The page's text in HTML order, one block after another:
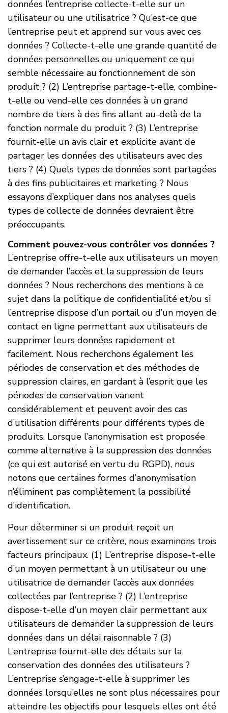
données l’entreprise collecte-t-elle sur un
utilisateur ou une utilisatrice ? Qu’est-ce que
l’entreprise peut et apprend sur vous avec ces
données ? Collecte-t-elle une grande quantité de
données personnelles ou uniquement ce qui
semble nécessaire au fonctionnement de son
produit ? (2) L’entreprise partage-t-elle, combine-
t-elle ou vend-elle ces données à un grand
nombre de tiers à des fins allant au-delà de la
fonction normale du produit ? (3) L’entreprise
fournit-elle un avis clair et explicite avant de
partager les données des utilisateurs avec des
tiers ? (4) Quels types de données sont partagées
à des fins publicitaires et marketing ? Nous
essayons d’expliquer dans nos analyses quels
types de collecte de données devraient être
préoccupants.
Comment pouvez-vous contrôler vos données ?
L’entreprise offre-t-elle aux utilisateurs un moyen
de demander l’accès et la suppression de leurs
données ? Nous recherchons des mentions à ce
sujet dans la politique de confidentialité et/ou si
l’entreprise dispose d’un portail ou d’un moyen de
contact en ligne permettant aux utilisateurs de
supprimer leurs données rapidement et
facilement. Nous recherchons également les
périodes de conservation et des méthodes de
suppression claires, en gardant à l’esprit que les
périodes de conservation varient
considérablement et peuvent avoir des cas
d’utilisation différents pour différents types de
produits. Lorsque l’anonymisation est proposée
comme alternative à la suppression des données
(ce qui est autorisé en vertu du RGPD), nous
notons que certaines formes d’anonymisation
n’éliminent pas complètement la possibilité
d’identification.
Pour déterminer si un produit reçoit un
avertissement sur ce critère, nous examinons trois
facteurs principaux. (1) L’entreprise dispose-t-elle
d’un moyen permettant à un utilisateur ou une
utilisatrice de demander l’accès aux données
collectées par l’entreprise ? (2) L’entreprise
dispose-t-elle d’un moyen clair permettant aux
utilisateurs de demander la suppression de leurs
données dans un délai raisonnable ? (3)
L’entreprise fournit-elle des détails sur la
conservation des données des utilisateurs ?
L’entreprise s’engage-t-elle à supprimer les
données lorsqu’elles ne sont plus nécessaires pour
atteindre les objectifs pour lesquels elles ont été